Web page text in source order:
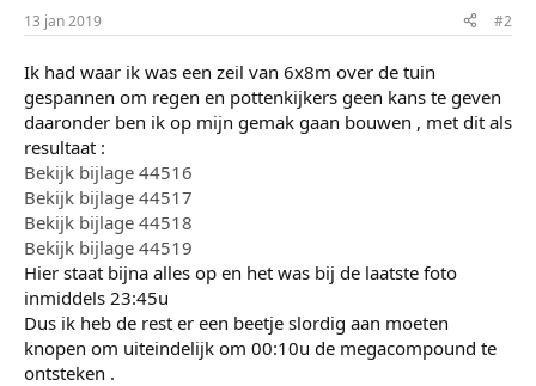
13 jan 2019 #2
Ik had waar ik was een zeil van 6x8m over de tuin
gespannen om regen en pottenkijkers geen kans te geven
daaronder ben ik op mijn gemak gaan bouwen , met dit als
resultaat :
Bekijk bijlage 44516
Bekijk bijlage 44517
Bekijk bijlage 44518
Bekijk bijlage 44519
Hier staat bijna alles op en het was bij de laatste foto
inmiddels 23:45u
Dus ik heb de rest er een beetje slordig aan moeten
knopen om uiteindelijk om 00:10u de megacompound te
ontsteken .